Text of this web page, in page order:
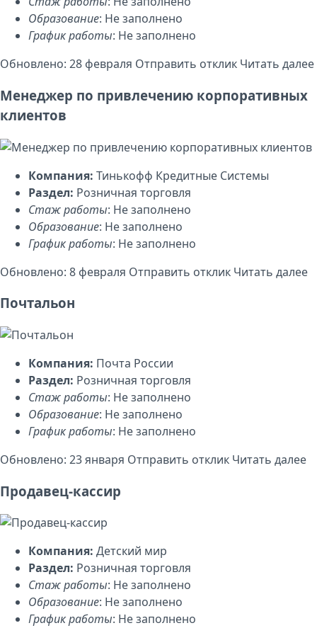
Образование: Не заполнено
График работы: Не заполнено
Обновлено: 28 февраля Отправить отклик Читать далее
Менеджер по привлечению корпоративных
клиентов
Компания: Тинькофф Кредитные Системы
Раздел: Розничная торговля
Стаж работы: Не заполнено
Образование: Не заполнено
График работы: Не заполнено
Обновлено: 8 февраля Отправить отклик Читать далее
Почтальон
Компания: Почта России
Раздел: Розничная торговля
Стаж работы: Не заполнено
Образование: Не заполнено
График работы: Не заполнено
Обновлено: 23 января Отправить отклик Читать далее
Продавец-кассир
Компания: Детский мир
Раздел: Розничная торговля
Стаж работы: Не заполнено
Образование: Не заполнено
График работы: Не заполнено